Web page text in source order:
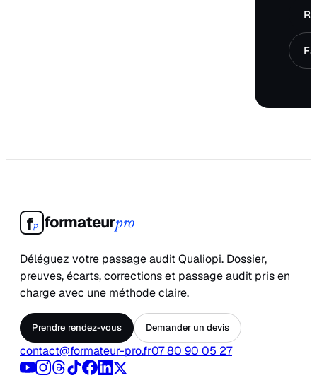
fp formateurpro
Déléguez votre passage audit Qualiopi. Dossier,
preuves, écarts, corrections et passage audit pris en
charge avec une méthode claire.
Prendre rendez-vous Demander un devis
contact@formateur-pro.fr07 80 90 05 27